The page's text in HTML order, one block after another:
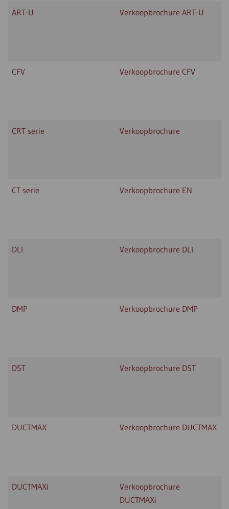
ART-U Verkoopbrochure ART-U
CFV Verkoopbrochure CFV
CRT serie Verkoopbrochure
CT serie Verkoopbrochure EN
DLI Verkoopbrochure DLI
DMP Verkoopbrochure DMP
DST Verkoopbrochure DST
DUCTMAX Verkoopbrochure DUCTMAX
DUCTMAXi
Verkoopbrochure
DUCTMAXi